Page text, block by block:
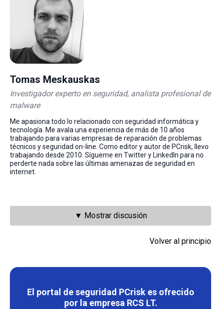
Tomas Meskauskas
Investigador experto en seguridad, analista profesional de
malware
Me apasiona todo lo relacionado con seguridad informática y
tecnología. Me avala una experiencia de más de 10 años
trabajando para varias empresas de reparación de problemas
técnicos y seguridad on-line. Como editor y autor de PCrisk, llevo
trabajando desde 2010. Sígueme en Twitter y LinkedIn para no
perderte nada sobre las últimas amenazas de seguridad en
internet.
▼ Mostrar discusión
Volver al principio
El portal de seguridad PCrisk es ofrecido
por la empresa RCS LT.